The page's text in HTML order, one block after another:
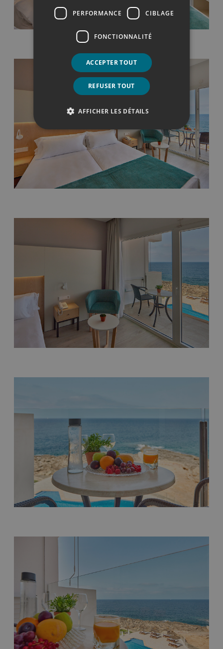
PERFORMANCE CIBLAGE
FONCTIONNALITÉ
ACCEPTER TOUT
REFUSER TOUT
AFFICHER LES DÉTAILS